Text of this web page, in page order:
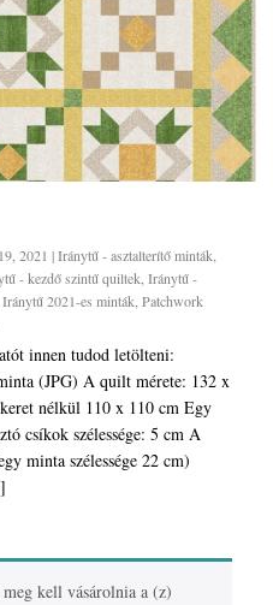
2021 |Iránytű - asztalterítő minták
- kezdő szintű quiltek ,Iránytű -
,Iránytű 2021-es minták ,Patchwork
innen tudod letölteni:
(JPG) A quilt mérete: 132 x
nélkül 110 x 110 cm Egy
csíkok szélessége: 5 cm A
minta szélessége 22 cm)
meg kell vásárolnia a (z)